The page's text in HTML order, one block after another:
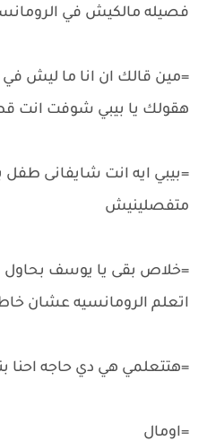
فصيله مالكيش في
=مين قالك ان انا ما ليش في
هقولك يا بيبي شوفت انت
=بيبي ايه انت شايفانى
متفصلينيش
=خلاص بقى يا يوسف
اتعلم الرومانسيه عشان
=هتتعلمي هي دي حاجه احنا
=اومال